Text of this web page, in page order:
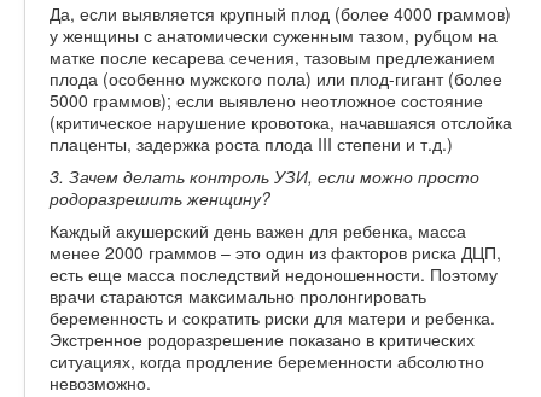
Да, если выявляется крупный плод (более 4000 граммов)
у женщины с анатомически суженным тазом, рубцом на
матке после кесарева сечения, тазовым предлежанием
плода (особенно мужского пола) или плод-гигант (более
5000 граммов); если выявлено неотложное состояние
(критическое нарушение кровотока, начавшаяся отслойка
плаценты, задержка роста плода III степени и т.д.)
3. Зачем делать контроль УЗИ, если можно просто
родоразрешить женщину?
Каждый акушерский день важен для ребенка, масса
менее 2000 граммов – это один из факторов риска ДЦП,
есть еще масса последствий недоношенности. Поэтому
врачи стараются максимально пролонгировать
беременность и сократить риски для матери и ребенка.
Экстренное родоразрешение показано в критических
ситуациях, когда продление беременности абсолютно
невозможно.